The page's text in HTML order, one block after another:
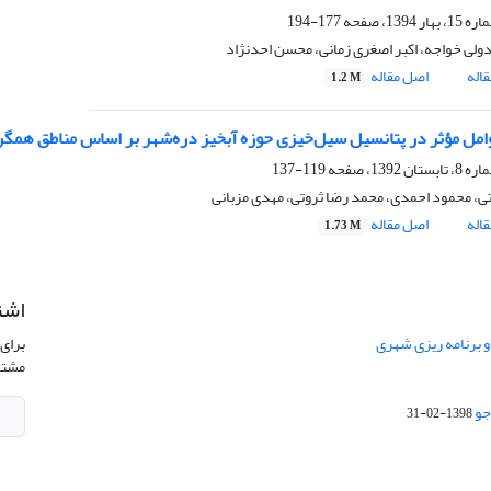
177-194
خواجه، اکبر اصغری زمانی، محسن احدنژاد
اصل مقاله 1.2 M
مؤثر در پتانسیل سیل‌خیزی حوزه آبخیز دره‌شهر بر اساس مناطق
119-137
محمود احمدی، محمد رضا ثروتی، مهدی مزبانی
اصل مقاله 1.73 M
و برنامه ریزی شهری
1398-02-31